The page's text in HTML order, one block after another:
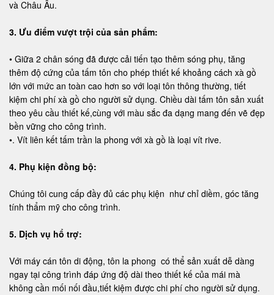
và Châu Âu.
3. Ưu điểm vượt trội của sản phẩm:
• Giữa 2 chân sóng đã được cải tiến tạo thêm sóng phụ, tăng
thêm độ cứng của tấm tôn cho phép thiết kế khoảng cách xà gồ
lớn với mức an toàn cao hơn so với loại tôn thông thường, tiết
kiệm chi phí xà gồ cho người sử dụng. Chiều dài tấm tôn sản xuất
theo yêu cầu thiết kế,cùng với màu sắc đa dạng mang đến vẽ đẹp
bền vững cho công trình.
•. Vít liên kết tấm trần la phong với xà gồ là loại vít rive.
4. Phụ kiện đồng bộ:
Chúng tôi cung cấp đầy đủ các phụ kiện như chỉ diềm, góc tăng
tính thẩm mỹ cho công trình.
5. Dịch vụ hổ trợ:
Với máy cán tôn di động, tôn la phong có thể sản xuất dễ dàng
ngay tại công trình đáp ứng độ dài theo thiết kế của mái mà
không cần mối nối đầu,tiết kiệm được chi phí cho người sử dụng.